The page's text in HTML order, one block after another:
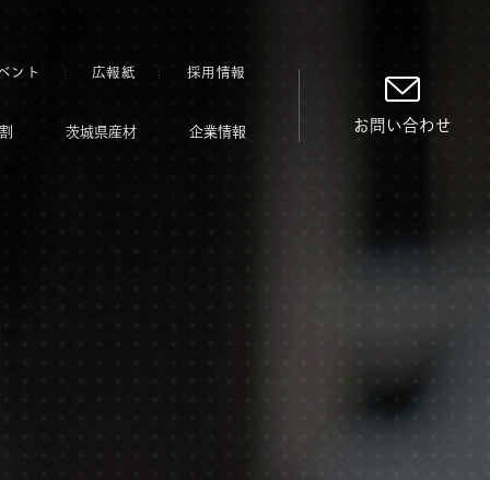
ント 広報紙 採用情報
茨城県産材 企業情報 お問い合わせ